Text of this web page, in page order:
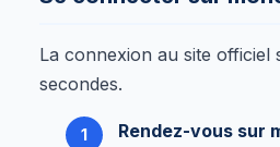
La connexion au site officiel
secondes.
Rendez-vous sur